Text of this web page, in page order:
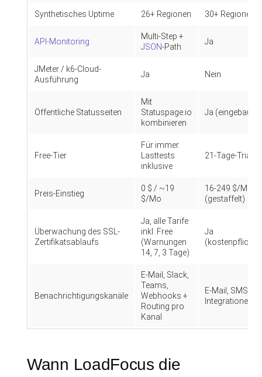
Synthetisches Uptime 26+ Regionen 30+ Regionen
API-Monitoring
Multi-Step +
JSON-Path
Ja
JMeter / k6-Cloud-
Ausführung
Ja Nein
Öffentliche Statusseiten
Mit
Statuspage.io
kombinieren
Ja (eingebaut)
Free-Tier
Für immer.
Lasttests
inklusive
21-Tage-Trial
Preis-Einstieg
0 $ / ~19
$/Mo
16-249 $/Mo
(gestaffelt)
Überwachung des SSL-
Zertifikatsablaufs
Ja, alle Tarife
inkl. Free
(Warnungen
14, 7, 3 Tage)
Ja
Benachrichtigungskanäle
E-Mail, Slack,
Teams,
Webhooks +
Routing pro
Kanal
E-Mail, SMS,
Integrationen
Wann LoadFocus die